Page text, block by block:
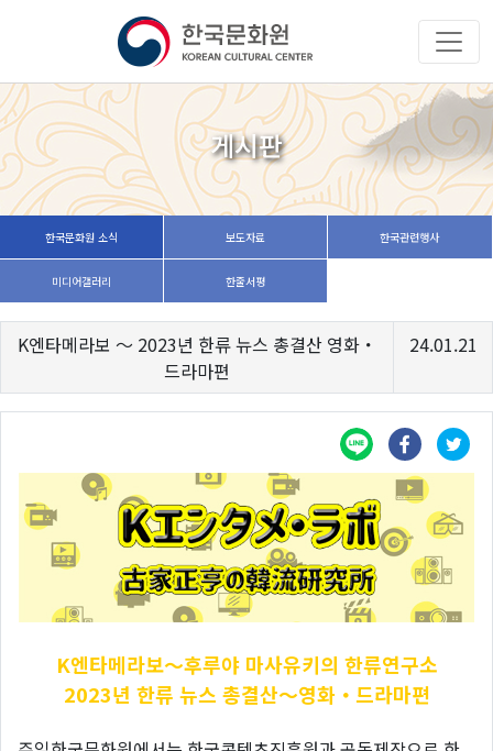
게시판
한국문화원 소식 보도자료 한국관련행사
미디어갤러리 한줄서평
K엔타메라보 ～ 2023년 한류 뉴스 총결산 영화・
드라마편
24.01.21
K엔타메라보～후루야 마사유키의 한류연구소
2023년 한류 뉴스 총결산～영화・드라마편